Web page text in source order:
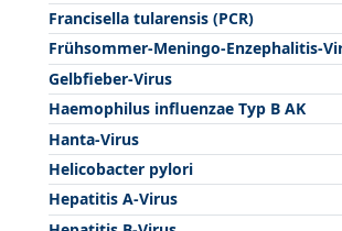
Francisella tularensis (PCR)
Frühsommer-Meningo-Enzephalitis-
Gelbfieber-Virus
Haemophilus influenzae Typ B AK
Hanta-Virus
Helicobacter pylori
Hepatitis A-Virus